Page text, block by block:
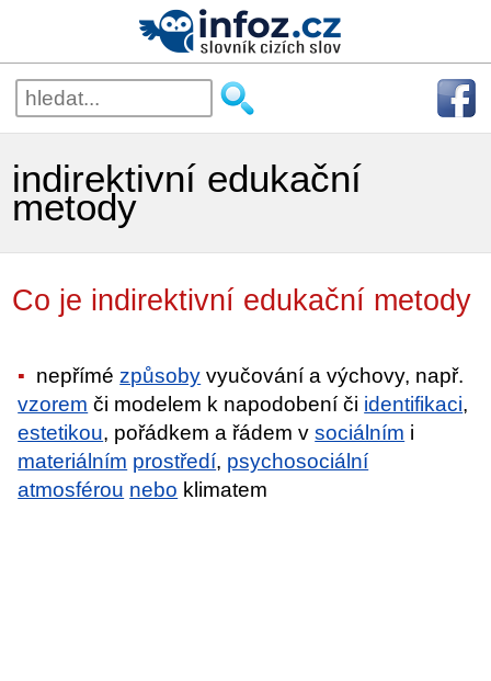
indirektivní edukační
metody
Co je indirektivní edukační metody
nepřímézpůsoby vyučování a výchovy, např.
vzorem či modelem k napodobení či identifikaci,
estetikou, pořádkem a řádem vsociálním i
materiálním prostředí, psychosociální
atmosférou nebo klimatem